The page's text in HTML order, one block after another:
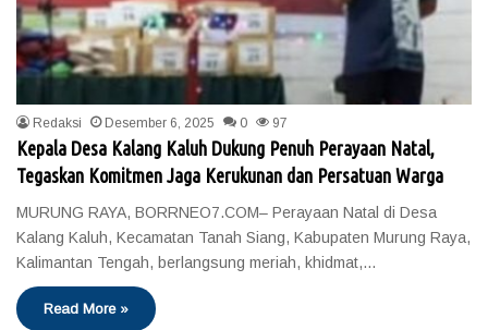
Redaksi Desember 6, 2025 0 97
Kepala Desa Kalang Kaluh Dukung Penuh Perayaan Natal,
Tegaskan Komitmen Jaga Kerukunan dan Persatuan Warga
MURUNG RAYA, BORRNEO7.COM– Perayaan Natal di Desa
Kalang Kaluh, Kecamatan Tanah Siang, Kabupaten Murung Raya,
Kalimantan Tengah, berlangsung meriah, khidmat,…
Read More »